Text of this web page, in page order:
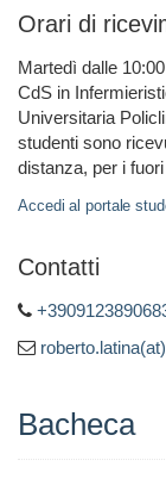
Orari di
Martedì dalle
CdS in
Universitaria
studenti sono
distanza, per i
Accedi al portale
Contatti
Bacheca